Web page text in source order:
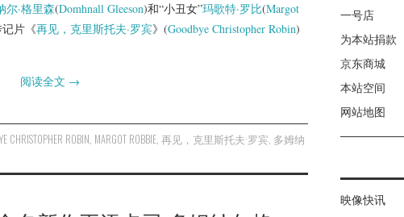
尔·格里森(Domhnall Gleeson)和“小丑女”玛歌特·罗比(Margot
片《再见，克里斯托夫·罗宾》(Goodbye Christopher Robin)
阅读全文 →
CHRISTOPHER ROBIN, MARGOT ROBBIE,再见，克里斯托夫·罗宾, 多姆纳
一号店
为本站捐款
京东商城
本站空间
网站地图
映像快讯